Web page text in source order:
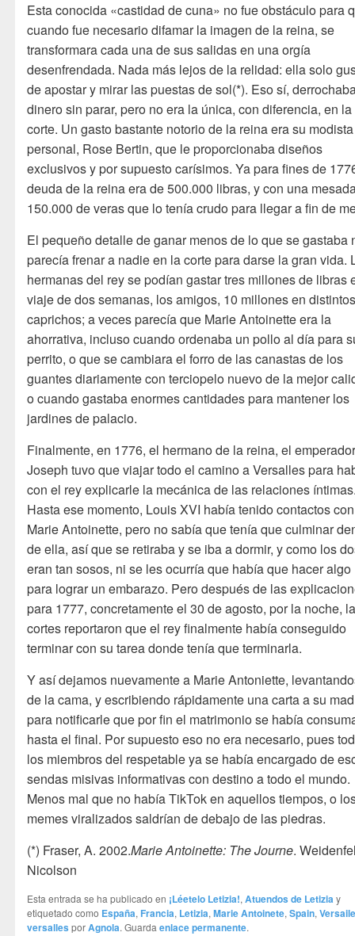
Esta conocida «castidad de cuna» no fue obstáculo para
cuando fue necesario difamar la imagen de la reina, se
transformara cada una de sus salidas en una orgía
desenfrendada. Nada más lejos de la relidad: ella solo
de apostar y mirar las puestas de sol(*). Eso sí,
dinero sin parar, pero no era la única, con diferencia, en la
corte. Un gasto bastante notorio de la reina era su modista
personal, Rose Bertin, que le proporcionaba diseños
exclusivos y por supuesto carísimos. Ya para fines de
deuda de la reina era de 500.000 libras, y con una
150.000 de veras que lo tenía crudo para llegar a fin de
El pequeño detalle de ganar menos de lo que se gastaba
parecía frenar a nadie en la corte para darse la gran vida.
hermanas del rey se podían gastar tres millones de libras
viaje de dos semanas, los amigos, 10 millones en
caprichos; a veces parecía que Marie Antoinette era la
ahorrativa, incluso cuando ordenaba un pollo al día para
perrito, o que se cambiara el forro de las canastas de los
guantes diariamente con terciopelo nuevo de la mejor
o cuando gastaba enormes cantidades para mantener los
jardines de palacio.
Finalmente, en 1776, el hermano de la reina, el
Joseph tuvo que viajar todo el camino a Versalles para
con el rey explicarle la mecánica de las relaciones
Hasta ese momento, Louis XVI había tenido contactos con
Marie Antoinette, pero no sabía que tenía que culminar
de ella, así que se retiraba y se iba a dormir, y como los
eran tan sosos, ni se les ocurría que había que hacer algo
para lograr un embarazo. Pero después de las
para 1777, concretamente el 30 de agosto, por la noche,
cortes reportaron que el rey finalmente había conseguido
terminar con su tarea donde tenía que terminarla.
Y así dejamos nuevamente a Marie Antoniette,
de la cama, y escribiendo rápidamente una carta a su
para notificarle que por fin el matrimonio se había
hasta el final. Por supuesto eso no era necesario, pues
los miembros del respetable ya se había encargado de
sendas misivas informativas con destino a todo el mundo.
Menos mal que no había TikTok en aquellos tiempos, o
memes viralizados saldrían de debajo de las piedras.
(*) Fraser, A. 2002.Marie Antoinette: The Journe.
Nicolson
Esta entrada se ha publicado en ¡Léetelo Letizia!,Atuendos de Letiziay
etiquetado como España, Francia, Letizia,Marie Antoinete,Spain,
versalles porAgnola. Guardaenlace permanente.